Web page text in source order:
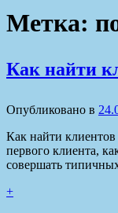
Метка:
Как найти
Опубликовано в
Как найти
первого клиента,
совершать
+